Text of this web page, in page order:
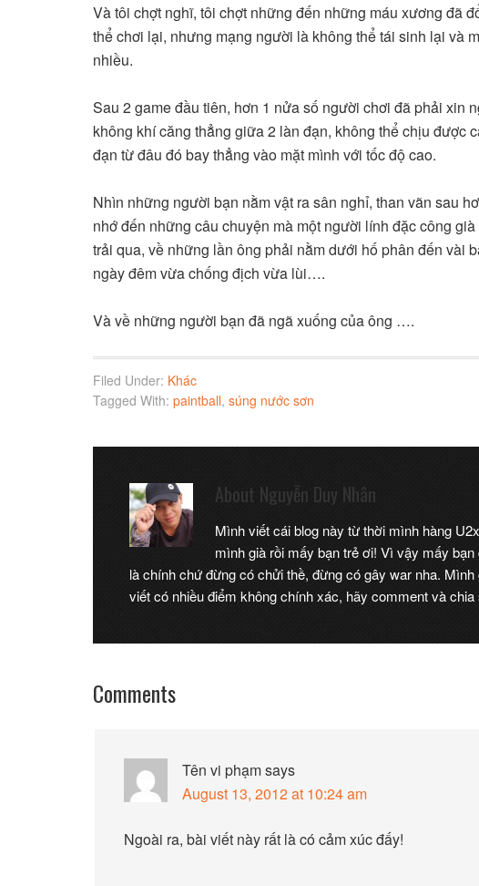
Và tôi chợt nghĩ, tôi chợt những đến những máu xương đã
thể chơi lại, nhưng mạng người là không thể tái sinh lại và
nhiều.
Sau 2 game đầu tiên, hơn 1 nửa số người chơi đã phải xin
không khí căng thẳng giữa 2 làn đạn, không thể chịu được
đạn từ đâu đó bay thẳng vào mặt mình với tốc độ cao.
Nhìn những người bạn nằm vật ra sân nghỉ, than vãn sau
nhớ đến những câu chuyện mà một người lính đặc công
trải qua, về những lần ông phải nằm dưới hố phân đến vài
ngày đêm vừa chống địch vừa lùi….
Và về những người bạn đã ngã xuống của ông ….
Filed Under: Khác
Tagged With: paintball, súng nước sơn
About Nguyễn Duy Nhân
Mình viết cái blog này từ thời mình hàng
mình già rồi mấy bạn trẻ ơi! Vì vậy mấy
là chính chứ đừng có chửi thề, đừng có gây war nha.
viết có nhiều điểm không chính xác, hãy comment và
Comments
Tên vi phạmsays
August 13, 2012 at 10:24 am
Ngoài ra, bài viết này rất là có cảm xúc đấy!